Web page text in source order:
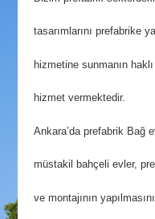
tasarımlarını prefabrike
hizmetine sunmanın
hizmet vermektedir.
Ankara’da prefabrik Bağ
müstakil bahçeli evler,
ve montajının